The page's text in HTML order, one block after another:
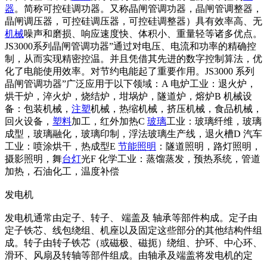
器。简称可控硅调功器。又称晶闸管调功器，晶闸管调整器，
晶闸调压器，可控硅调压器，可控硅调整器）具有效率高、无
机械噪声和磨损、响应速度快、体积小、重量轻等诸多优点。
JS3000系列晶闸管调功器”通过对电压、电流和功率的精确控
制，从而实现精密控温。并且凭借其先进的数字控制算法，优
化了电能使用效率。对节约电能起了重要作用。JS3000 系列
晶闸管调功器”广泛应用于以下领域：A 电炉工业：退火炉，
烘干炉，淬火炉，烧结炉，坩埚炉，隧道炉，熔炉B 机械设
备：包装机械， 注塑机械，热缩机械，挤压机械，食品机械，
回火设备， 塑料加工，红外加热C 玻璃工业：玻璃纤维，玻璃
成型，玻璃融化，玻璃印制，浮法玻璃生产线，退火槽D 汽车
工业：喷涂烘干，热成型E 节能照明 ：隧道照明，路灯照明，
摄影照明，舞台灯光F 化学工业：蒸馏蒸发，预热系统，管道
加热，石油化工，温度补偿
发电机
发电机通常由定子、转子、 端盖及 轴承等部件构成。定子由
定子铁芯、线包绕组、机座以及固定这些部分的其他结构件组
成。转子由转子铁芯（或磁极、磁扼）绕组、护环、中心环、
滑环、风扇及转轴等部件组成。由轴承及端盖将发电机的定